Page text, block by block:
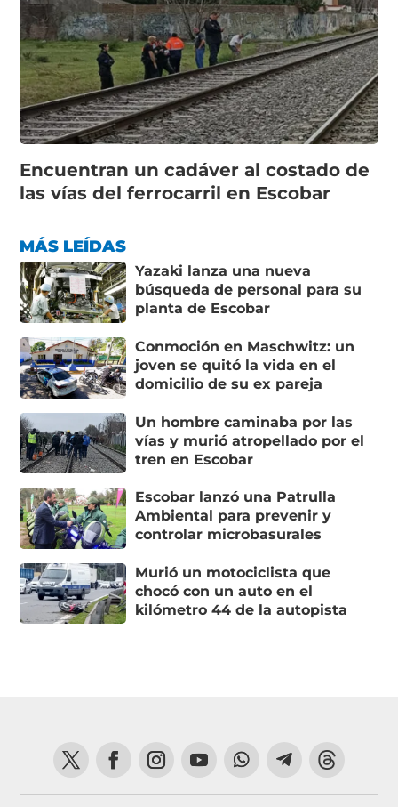
Encuentran un cadáver al costado de
las vías del ferrocarril en Escobar
MÁS LEÍDAS
Yazaki lanza una nueva
búsqueda de personal para su
planta de Escobar
Conmoción en Maschwitz: un
joven se quitó la vida en el
domicilio de su ex pareja
Un hombre caminaba por las
vías y murió atropellado por el
tren en Escobar
Escobar lanzó una Patrulla
Ambiental para prevenir y
controlar microbasurales
Murió un motociclista que
chocó con un auto en el
kilómetro 44 de la autopista